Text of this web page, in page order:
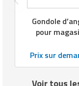
Gondole
pour
Prix sur